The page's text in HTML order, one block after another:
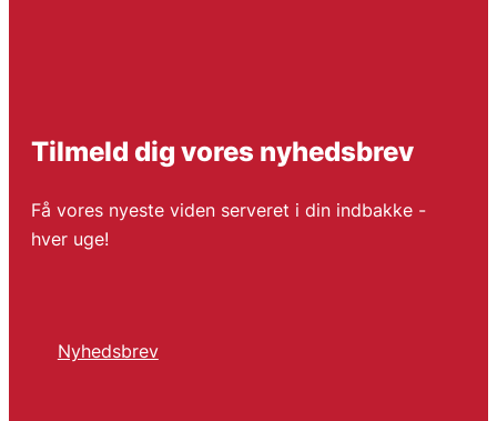
Tilmeld dig vores nyhedsbrev
Få vores nyeste viden serveret i din indbakke -
hver uge!
Nyhedsbrev